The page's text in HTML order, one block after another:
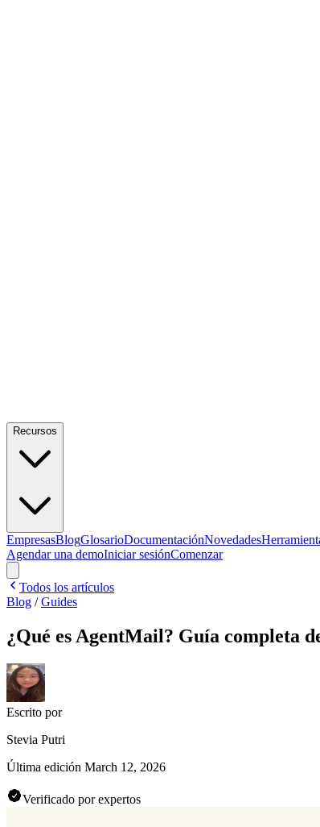
Recursos
EmpresasBlogGlosarioDocumentaciónNovedades
Agendar una demoIniciar sesiónComenzar
Todos los artículos
Blog /Guides
¿Qué es AgentMail? Guía completa
Escrito por
Stevia Putri
Última edición March 12, 2026
Verificado por expertos